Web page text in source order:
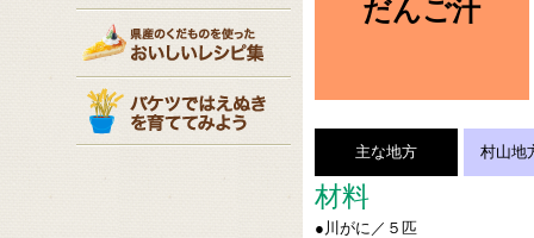
だんご汁
主な地方 村山地
材料
●川がに／５匹